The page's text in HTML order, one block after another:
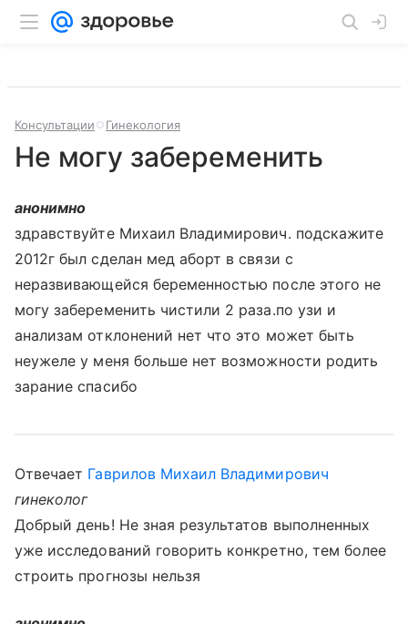
Консультации Гинекология
Не могу забеременить
анонимно
здравствуйте Михаил Владимирович. подскажите
2012г был сделан мед аборт в связи с
неразвивающейся беременностью после этого не
могу забеременить чистили 2 раза.по узи и
анализам отклонений нет что это может быть
неужеле у меня больше нет возможности родить
зарание спасибо
Отвечает Гаврилов Михаил Владимирович
гинеколог
Добрый день! Не зная результатов выполненных
уже исследований говорить конкретно, тем более
строить прогнозы нельзя